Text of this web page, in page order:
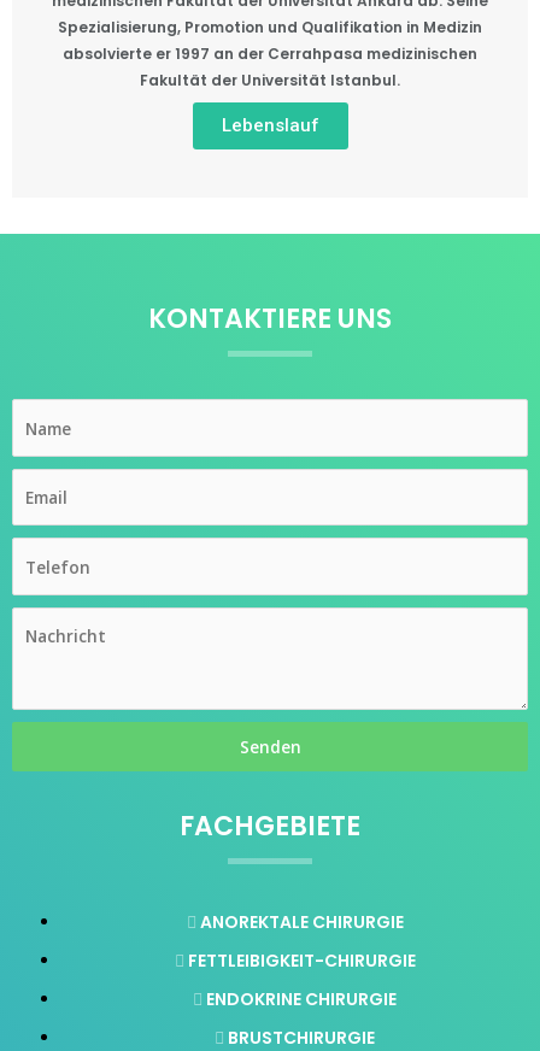
Spezialisierung, Promotion und Qualifikation in Medizin
absolvierte er 1997 an der Cerrahpasa medizinischen
Fakultät der Universität Istanbul.
Lebenslauf
KONTAKTIERE UNS
FACHGEBIETE
ANOREKTALE CHIRURGIE
FETTLEIBIGKEIT-CHIRURGIE
ENDOKRINE CHIRURGIE
BRUSTCHIRURGIE